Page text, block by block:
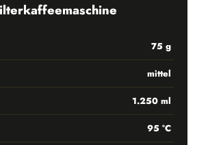
75 g
mittel
1.250 ml
95 °C